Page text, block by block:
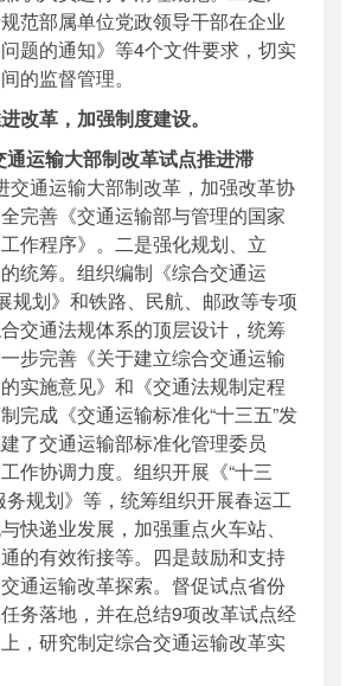
范部属单位党政领导干部在企业
题的通知》等4个文件要求，切实
的监督管理。
进改革，加强制度建设。
运输大部制改革试点推进滞
交通运输大部制改革，加强改革协
完善《交通运输部与管理的国家
作程序》。二是强化规划、立
统筹。组织编制《综合交通运
规划》和铁路、民航、邮政等专项
交通法规体系的顶层设计，统筹
步完善《关于建立综合交通运输
实施意见》和《交通法规制定程
完成《交通运输标准化“十三五”发
了交通运输部标准化管理委员
作协调力度。组织开展《“十三
务规划》等，统筹组织开展春运工
快递业发展，加强重点火车站、
的有效衔接等。四是鼓励和支持
通运输改革探索。督促试点省份
务落地，并在总结9项改革试点经
，研究制定综合交通运输改革实